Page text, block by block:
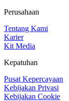
Perusahaan
Tentang Kami
Karier
Kit Media
Kepatuhan
Pusat Kepercayaan
Kebijakan Privasi
Kebijakan Cookie